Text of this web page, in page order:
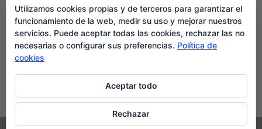
Sede Administrativa y Secretaría General
C/ Arcipreste de Hita 14 – 1º Derecha.
28015 – Madrid
Teléfono: 91 544 80 35 - 91 544 58 79
Mail:
Utilizamos cookies propias y de terceros para garantizar el
funcionamiento de la web, medir su uso y mejorar nuestros
servicios. Puede aceptar todas las cookies, rechazar las no
necesarias o configurar sus preferencias. Política de
cookies
Aceptar todo
Rechazar